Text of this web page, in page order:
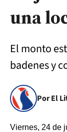
una
El monto
badenes y
Por El
Viernes, 24 de